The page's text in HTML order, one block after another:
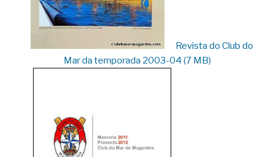
Revista do Club do
Mar da temporada 2003-04 (7 MB)